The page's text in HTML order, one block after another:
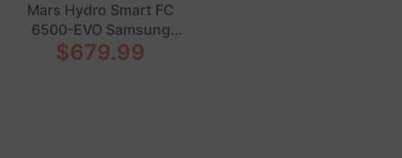
Mars Hydro Smart FC
6500-EVO Samsung
LM301H EVO 730W
$679.99